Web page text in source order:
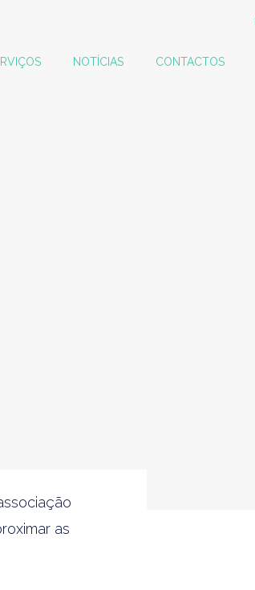
NOTÍCIAS CONTACTOS
as